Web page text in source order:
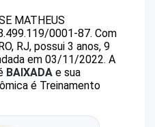
MATHEUS
0001-87. Com
RJ, possui 3 anos, 9
em 03/11/2022. A
BAIXADA e sua
é Treinamento